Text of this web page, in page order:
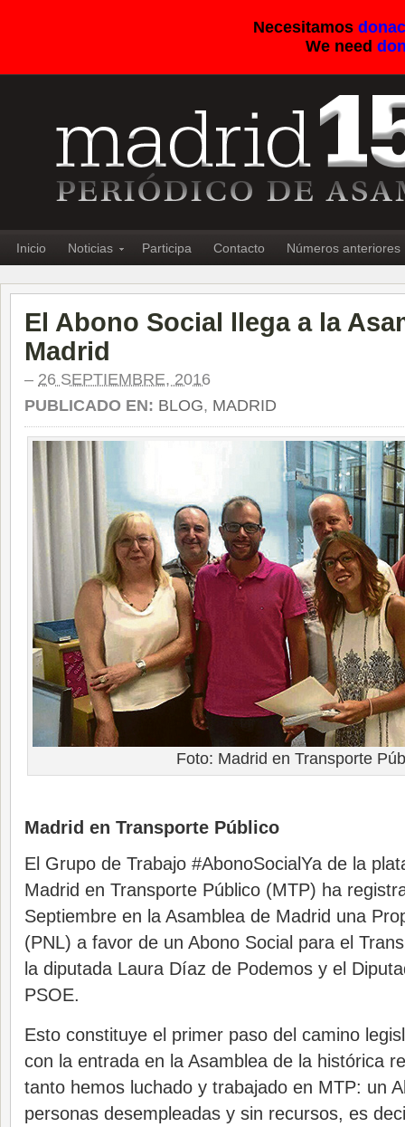
Necesitamos
We need
Inicio Noticias Participa Contacto Números anteriores
El Abono Social llega a la
Madrid
– 26 SEPTIEMBRE, 2016
PUBLICADO EN: BLOG, MADRID
Foto: Madrid en Transporte
Madrid en Transporte Público
El Grupo de Trabajo #AbonoSocialYa de la
Madrid en Transporte Público (MTP) ha
Septiembre en la Asamblea de Madrid una
(PNL) a favor de un Abono Social para el
la diputada Laura Díaz de Podemos y el
PSOE.
Esto constituye el primer paso del camino
con la entrada en la Asamblea de la histórica
tanto hemos luchado y trabajado en MTP: un
personas desempleadas y sin recursos, es